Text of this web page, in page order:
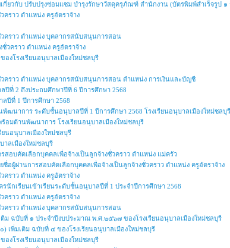
กี่ยวกับ ปรับปรุงซ่อมแซม บำรุงรักษาวัสดุครุภัณฑ์ สำนักงาน (บัตรพิมพ์สำเร็จรูป ๑
คราว ตำแหน่ง ครูอัตราจ้าง
วคราว ตำแหน่ง บุคลากรสนับสนุนการสอน
วคราว ตำแหน่ง ครูอัตราจ้าง
งโรงเรียนอนุบาลเมืองใหม่ชลบุรี
วคราว ตำแหน่ง บุคลากรสนับสนุนการสอน ตำแหน่ง การเงินและบัญชี
ปีที่ 2 ถึงประถมศึกษาปีที่ 6 ปีการศึกษา 2568
ลปีที่ 1 ปีการศึกษา 2568
ฒนาการ ระดับชั้นอนุบาลปีที่ 1 ปีการศึกษา 2568 โรงเรียนอนุบาลเมืองใหม่ชลบุรี
อมด้านพัฒนาการ โรงเรียนอนุบาลเมืองใหม่ชลบุรี
ยนอนุบาลเมืองใหม่ชลบุรี
าลเมืองใหม่ชลบุรี
สอบคัดเลือกบุคคลเพื่อจ้างเป็นลูกจ้างชั่วคราว ตำแหน่ง แม่ครัว
ชื่อผู้ผ่านการสอบคัดเลือกบุคคลเพื่อจ้างเป็นลูกจ้างชั่วคราว ตำแหน่ง ครูอัตราจ้าง
คราว ตำแหน่ง ครูอัตราจ้าง
นักเรียนเข้าเรียนระดับชั้นอนุบาลปีที่ 1 ประจำปีการศึกษา 2568
คราว ตำแหน่ง ครูอัตราจ้าง
วคราว ตำแหน่ง บุคลากรสนับสนุนการสอน
ม ฉบับที่ ๑ ประจำปีงบประมาณ พ.ศ.๒๕๖๗ ของโรงเรียนอนุบาลเมืองใหม่ชลบุรี
เพิ่มเติม ฉบับที่ ๔ ของโรงเรียนอนุบาลเมืองใหม่ชลบุรี
งโรงเรียนอนุบาลเมืองใหม่ชลบุรี